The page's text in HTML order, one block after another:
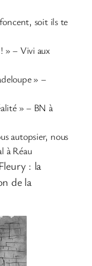
soit ils te
» – Vivi aux
» –
» – BN à
autopsier, nous
à Réau
: la
de la